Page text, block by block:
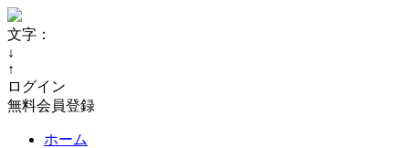
文字：
↓
↑
ログイン
無料会員登録
ホーム